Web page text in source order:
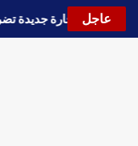
عاجل
🔵 موجة حارة